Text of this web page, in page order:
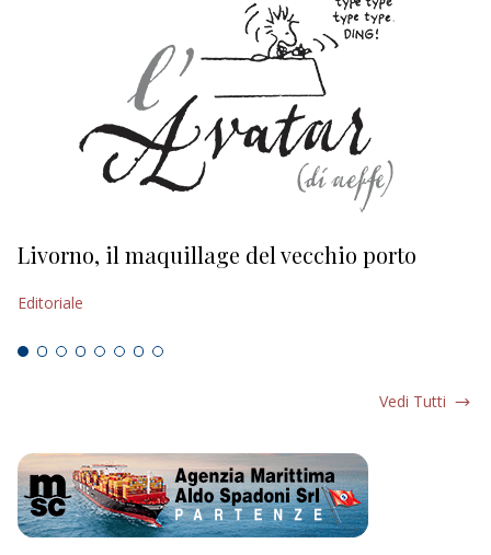
Livorno, il maquillage del vecchio porto
Editoriale
Vedi Tutti